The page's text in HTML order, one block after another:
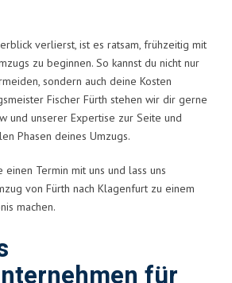
verlierst, ist es ratsam, frühzeitig mit
zu beginnen. So kannst du nicht nur
sondern auch deine Kosten
Fischer Fürth stehen wir dir gerne
und unserer Expertise zur Seite und
Phasen deines Umzugs.
Termin mit uns und lass uns
von Fürth nach Klagenfurt zu einem
machen.